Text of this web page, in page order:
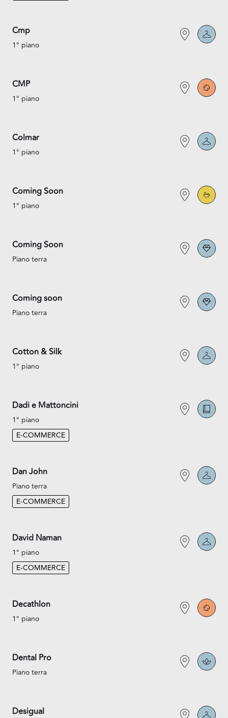
Cmp
1° piano
CMP
1° piano
Colmar
1° piano
Coming Soon
1° piano
Coming Soon
Piano terra
Coming soon
Piano terra
Cotton & Silk
1° piano
Dadi e Mattoncini
1° piano
E-COMMERCE
Dan John
Piano terra
E-COMMERCE
David Naman
1° piano
E-COMMERCE
Decathlon
1° piano
Dental Pro
Piano terra
Desigual